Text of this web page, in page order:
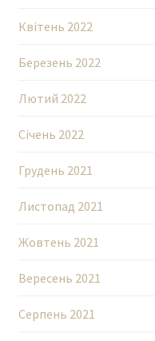
Квітень 2022
Березень 2022
Лютий 2022
Січень 2022
Грудень 2021
Листопад 2021
Жовтень 2021
Вересень 2021
Серпень 2021